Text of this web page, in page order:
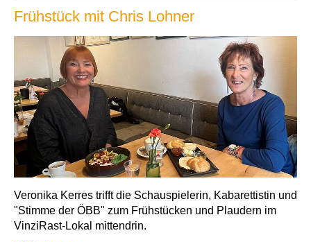
Frühstück mit Chris Lohner
Veronika Kerres trifft die Schauspielerin, Kabarettistin und
"Stimme der ÖBB" zum Frühstücken und Plaudern im
VinziRast-Lokal mittendrin.